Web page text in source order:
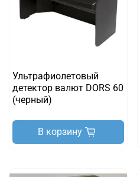
Ультрафиолетовый
детектор валют DORS 60
(черный)
В корзину